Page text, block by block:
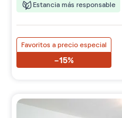
Estancia más responsable
Favoritos a precio especial
-15%